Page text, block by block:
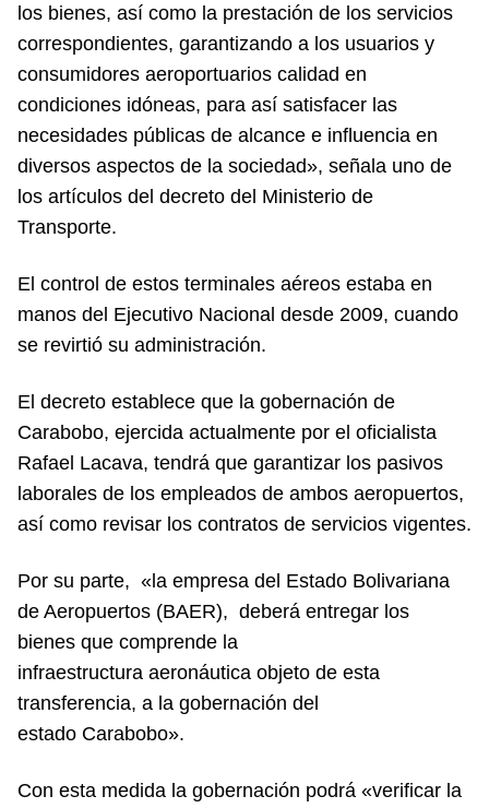
los bienes, así como la prestación de los servicios
correspondientes, garantizando a los usuarios y
consumidores aeroportuarios calidad en
condiciones idóneas, para así satisfacer las
necesidades públicas de alcance e influencia en
diversos aspectos de la sociedad», señala uno de
los artículos del decreto del Ministerio de
Transporte.
El control de estos terminales aéreos estaba en
manos del Ejecutivo Nacional desde 2009, cuando
se revirtió su administración.
El decreto establece que la gobernación de
Carabobo, ejercida actualmente por el oficialista
Rafael Lacava, tendrá que garantizar los pasivos
laborales de los empleados de ambos aeropuertos,
así como revisar los contratos de servicios vigentes.
Por su parte, «la empresa del Estado Bolivariana
de Aeropuertos (BAER), deberá entregar los
bienes que comprende la
infraestructura aeronáutica objeto de esta
transferencia, a la gobernación del
estado Carabobo».
Con esta medida la gobernación podrá «verificar la